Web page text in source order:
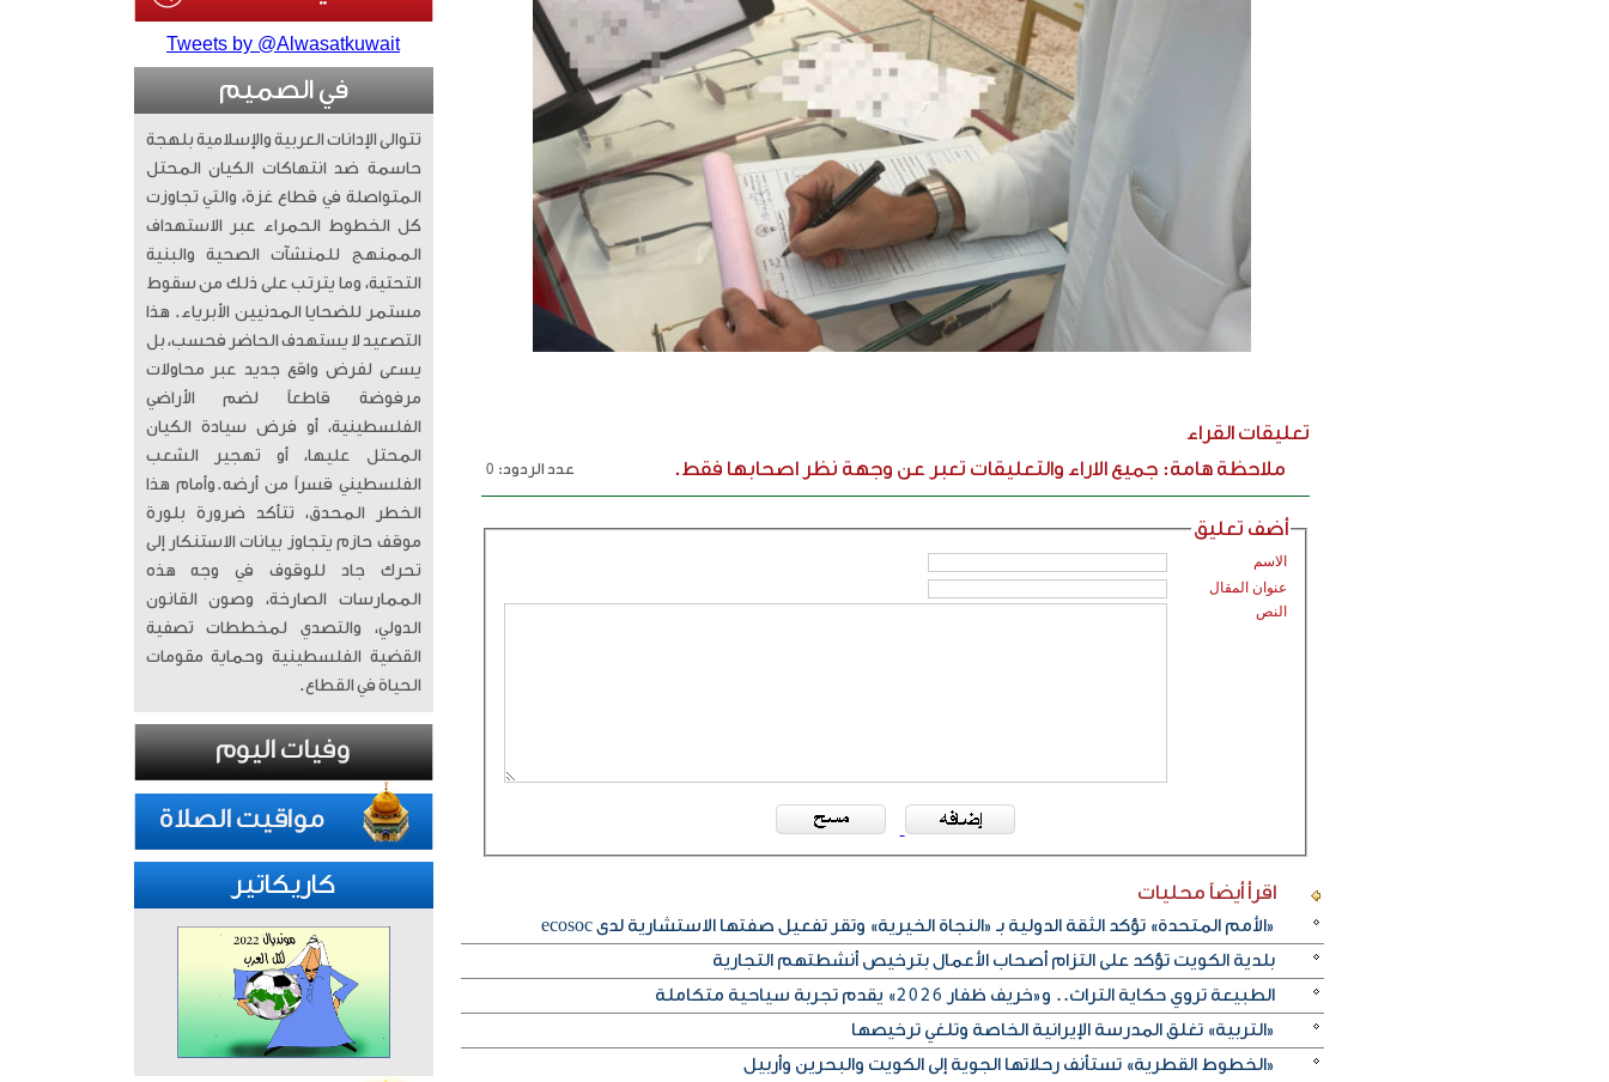
تعليقات القراء
ملاحظة هامة: جميع الاراء والتعليقات تعبر عن وجهة نظر اصحابها فقط.
عدد الردود: 0
أضف تعليق
الاسم
عنوان المقال
النص
اقرأ أيضاً محليات
«الأمم المتحدة» تؤكد الثقة الدولية بـ «النجاة الخيرية» وتقر تفعيل صفتها الاستشارية لدى ecosoc
بلدية الكويت تؤكد على التزام أصحاب الأعمال بترخيص أنشطتهم التجارية
الطبيعة تروي حكاية التراث.. و«خريف ظفار 2026» يقدم تجربة سياحية متكاملة
«التربية» تغلق المدرسة الإيرانية الخاصة وتلغي ترخيصها
«الخطوط القطرية» تستأنف رحلاتها الجوية إلى الكويت والبحرين وأربيل
Tweets by @Alwasatkuwait
في الصميم
تتوالى الإدانات العربية والإسلامية بلهجة
حاسمة ضد انتهاكات الكيان المحتل
المتواصلة في قطاع غزة، والتي تجاوزت
كل الخطوط الحمراء عبر الاستهداف
الممنهج للمنشآت الصحية والبنية
التحتية، وما يترتب على ذلك من سقوط
مستمر للضحايا المدنيين الأبرياء. ​ هذا
التصعيد لا يستهدف الحاضر فحسب، بل
يسعى لفرض واقع جديد عبر محاولات
مرفوضة قاطعاً لضم الأراضي
الفلسطينية، أو فرض سيادة الكيان
المحتل عليها، أو تهجير الشعب
الفلسطيني قسراً من أرضه. ​وأمام هذا
الخطر المحدق، تتأكد ضرورة بلورة
موقف حازم يتجاوز بيانات الاستنكار إلى
تحرك جاد للوقوف في وجه هذه
الممارسات الصارخة، وصون القانون
الدولي، والتصدي لمخططات تصفية
القضية الفلسطينية وحماية مقومات
الحياة في القطاع.
كاريكاتير